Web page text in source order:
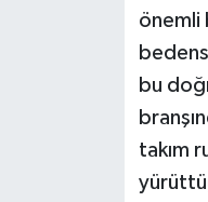
önemli
bu
takım